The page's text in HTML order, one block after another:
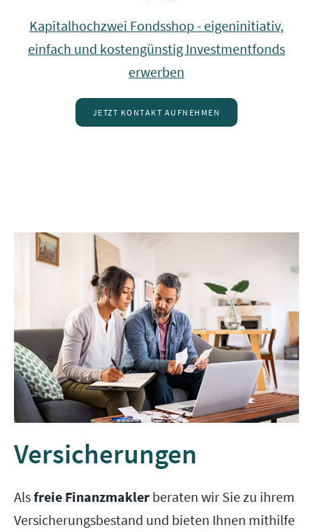
Kapitalhochzwei Fondsshop - eigeninitiativ,
einfach und kostengünstig Investmentfonds
erwerben
JETZT KONTAKT AUFNEHMEN
Versicherungen
Alsfreie Finanzmakler beraten wir Sie zu ihrem
Versicherungsbestand und bieten Ihnen mithilfe